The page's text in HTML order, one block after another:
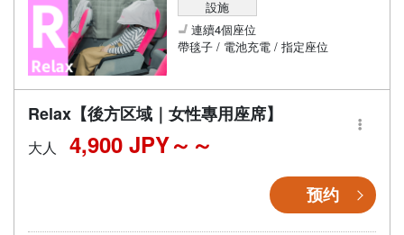
設施
連續4個座位
帶毯子 / 電池充電 / 指定座位
Relax【後方区域｜女性專用座席】
大人 4,900 JPY～
预约